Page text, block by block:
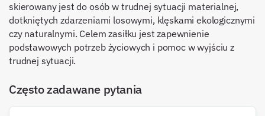
skierowany jest do osób w trudnej sytuacji materialnej,
dotkniętych zdarzeniami losowymi, klęskami ekologicznymi
czy naturalnymi. Celem zasiłku jest zapewnienie
podstawowych potrzeb życiowych i pomoc w wyjściu z
trudnej sytuacji.
Często zadawane pytania